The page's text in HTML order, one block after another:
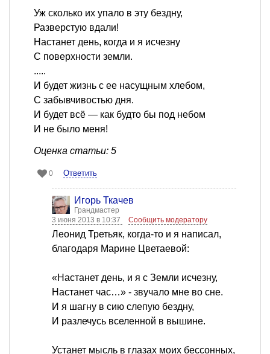
Уж сколько их упало в эту бездну,
Разверстую вдали!
Настанет день, когда и я исчезну
С поверхности земли.
.....
И будет жизнь с ее насущным хлебом,
С забывчивостью дня.
И будет всё — как будто бы под небом
И не было меня!
Оценка статьи: 5
0 Ответить
Игорь Ткачев
Грандмастер
3 июня 2013 в 10:37
Сообщить модератору
Леонид Третьяк, когда-то и я написал,
благодаря Марине Цветаевой:
«Настанет день, и я с Земли исчезну,
Настанет час…» - звучало мне во сне.
И я шагну в сию слепую бездну,
И разлечусь вселенной в вышине.
Устанет мысль в глазах моих бессонных,